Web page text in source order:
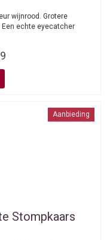
wijnrood. Grotere
echte eyecatcher
Aanbieding
Stompkaars